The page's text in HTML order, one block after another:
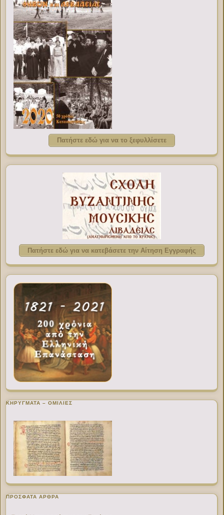
Πατήστε εδώ για να το ξεφυλλίσετε
Πατήστε εδώ για να κατεβάσετε την Αίτηση Εγγραφής
ΚΗΡΥΓΜΑΤΑ – ΟΜΙΛΙΕΣ
ΠΡΌΣΦΑΤΑ ΆΡΘΡΑ